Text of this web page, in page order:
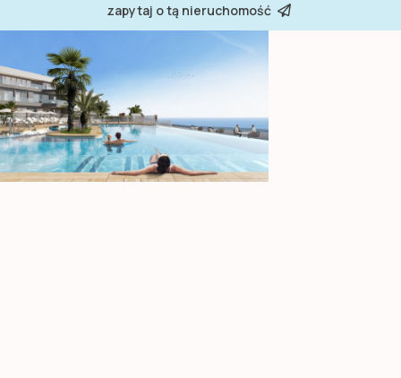
zapytaj o tą nieruchomość